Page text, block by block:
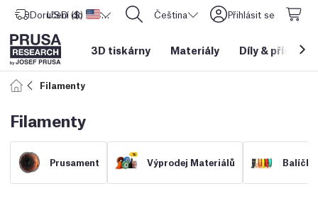
Doručení do Spojené státy americké
USD ($) CORE One L: Nyní skladem! Čeština Přihlásit se
3D tiskárny Materiály Díly &
Filamenty
Filamenty
Prusament Výprodej Materiálů